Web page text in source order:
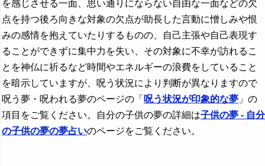
を感じさせる一面、思い通りにならない自由な一面などの欠
点を持つ後ろ向きな対象の欠点が助長した言動に憎しみや恨
みの感情を抱えていたりするものの、自己主張や自己表現す
ることができずに集中力を失い、その対象に不幸が訪れるこ
とを神仏に祈るなど時間やエネルギーの浪費をしていること
を暗示していますが、呪う状況により判断が異なりますので
呪う夢・呪われる夢のページの「 呪う状況が印象的な夢 」の
項目をご覧ください。自分の子供の夢の詳細は子供の夢 - 自分
の子供の夢の夢占いのページをご覧ください。